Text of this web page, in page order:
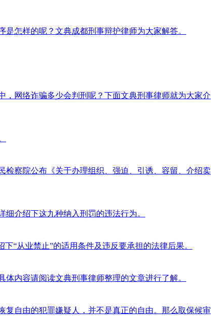
怎样的呢？文典成都刑事辩护律师为大家解答。
网络诈骗多少会判刑呢？下面文典刑事律师就为大家介
察院公布《关于办理组织、强迫、引诱、容留、介绍卖
介绍下这九种纳入刑罚的违法行为。
“从业禁止”的适用条件及违反要承担的法律后果。
内容请阅读文典刑事律师整理的文章进行了解。
自由的犯罪嫌疑人，并不是真正的自由。那么取保候审